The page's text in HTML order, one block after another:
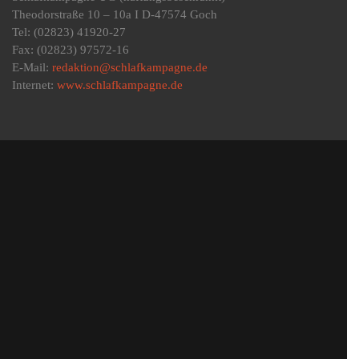
Theodorstraße 10 – 10a I D-47574 Goch
Tel: (02823) 41920-27
Fax: (02823) 97572-16
E-Mail: redaktion@schlafkampagne.de
Internet: www.schlafkampagne.de